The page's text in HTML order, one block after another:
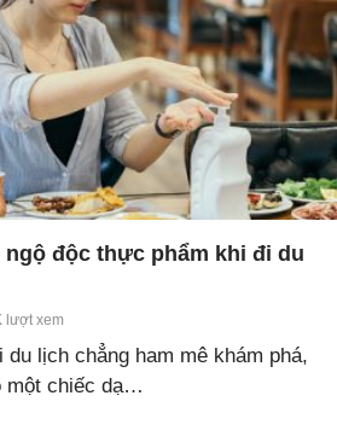
độc thực phẩm khi đi du
lượt xem
lịch chẳng ham mê khám phá,
một chiếc dạ…